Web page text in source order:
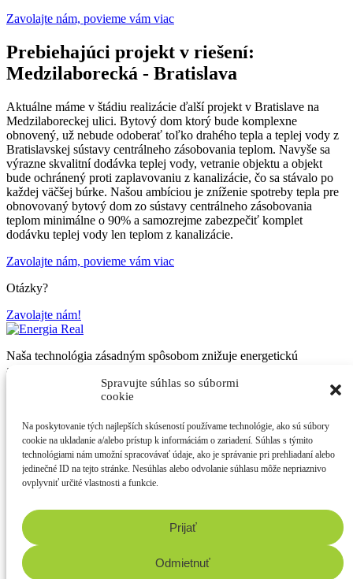
Spravujte súhlas so súbormi
cookie
Na poskytovanie tých najlepších skúseností používame technológie, ako sú súbory
cookie na ukladanie a/alebo prístup k informáciám o zariadení. Súhlas s týmito
technológiami nám umožní spracovávať údaje, ako je správanie pri prehliadaní alebo
jedinečné ID na tejto stránke. Nesúhlas alebo odvolanie súhlasu môže nepriaznivo
ovplyvniť určité vlastnosti a funkcie.
Prijať
Odmietnuť
Zavolajte nám, povieme vám viac
Prebiehajúci projekt v riešení:
Medzilaborecká - Bratislava
Aktuálne máme v štádiu realizácie ďalší projekt v Bratislave na
Medzilaboreckej ulici. Bytový dom ktorý bude komplexne
obnovený, už nebude odoberať toľko drahého tepla a teplej vody z
Bratislavskej sústavy centrálneho zásobovania teplom. Navyše sa
výrazne skvalitní dodávka teplej vody, vetranie objektu a objekt
bude ochránený proti zaplavovaniu z kanalizácie, čo sa stávalo po
každej väčšej búrke. Našou ambíciou je zníženie spotreby tepla pre
obnovovaný bytový dom zo sústavy centrálneho zásobovania
teplom minimálne o 90% a samozrejme zabezpečiť komplet
dodávku teplej vody len teplom z kanalizácie.
Zavolajte nám, povieme vám viac
Otázky?
Zavolajte nám!
Naša technológia zásadným spôsobom znižuje energetickú
a ekonomickú náročnosť budov, zvyšuje komfort užívateľov budov
a v neposlednom rade výrazne znižuje množstvo vyprodukovaných
info@energiareal.sk
+421 915 999 777
Zásady používania súborov cookie (EÚ)